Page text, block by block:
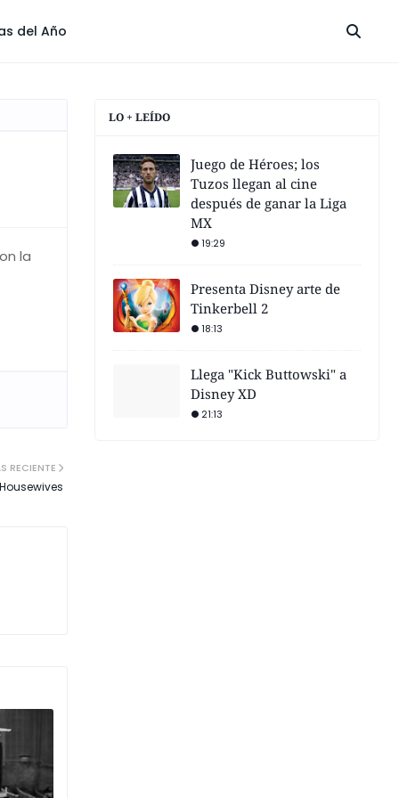
del Año
la
RECIENTE
LO + LEÍDO
Juego de Héroes; los
Tuzos llegan al cine
después de ganar la Liga
MX
19:29
Presenta Disney arte de
Tinkerbell 2
18:13
Llega "Kick Buttowski" a
Disney XD
21:13